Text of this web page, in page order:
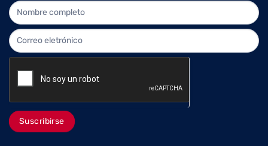
NEWLETTER
Suscribirse